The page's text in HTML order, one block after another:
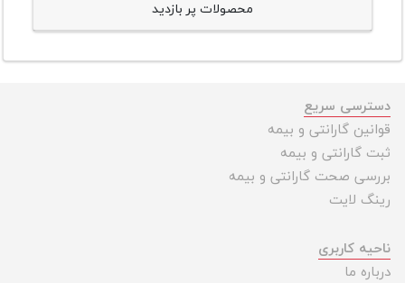
محصولات پر بازدید
دسترسی سریع
قوانین گارانتی و بیمه
ثبت گارانتی و بیمه
بررسی صحت گارانتی و بیمه
رینگ لایت
ناحیه کاربری
درباره ما